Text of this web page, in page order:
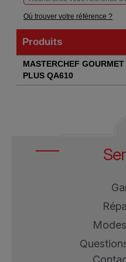
Où trouver votre référence ?
Produits
Produits
MASTERCHEF GOURMET
PLUS QA610